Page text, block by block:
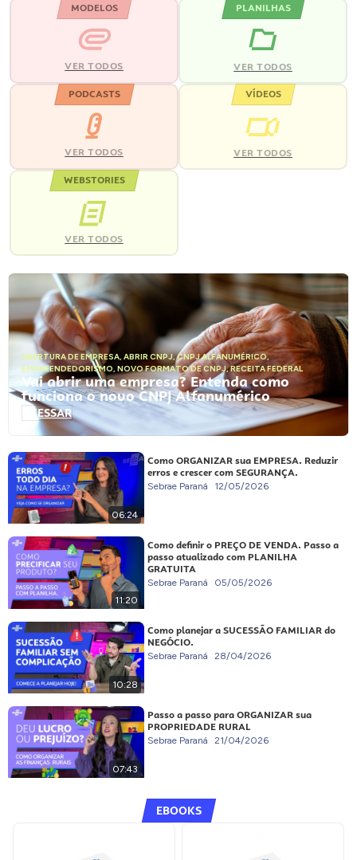
MODELOS
VER TODOS
PLANILHAS
VER TODOS
PODCASTS
VER TODOS
VÍDEOS
VER TODOS
WEBSTORIES
VER TODOS
ABERTURA DE EMPRESA, ABRIR CNPJ,CNPJ ALFANUMÉRICO,
EMPREENDEDORISMO, NOVO FORMATO DE CNPJ,RECEITA FEDERAL
Vai abrir uma empresa? Entenda como
funciona o novo CNPJ Alfanumérico
ACESSAR
06:24
Como ORGANIZAR sua EMPRESA. Reduzir
erros e crescer com SEGURANÇA.
Sebrae Paraná 12/05/2026
11:20
Como definir o PREÇO DE VENDA. Passo a
passo atualizado com PLANILHA
GRATUITA
Sebrae Paraná 05/05/2026
10:28
Como planejar a SUCESSÃO FAMILIAR do
NEGÓCIO.
Sebrae Paraná 28/04/2026
07:43
Passo a passo para ORGANIZAR sua
PROPRIEDADE RURAL
Sebrae Paraná 21/04/2026
EBOOKS